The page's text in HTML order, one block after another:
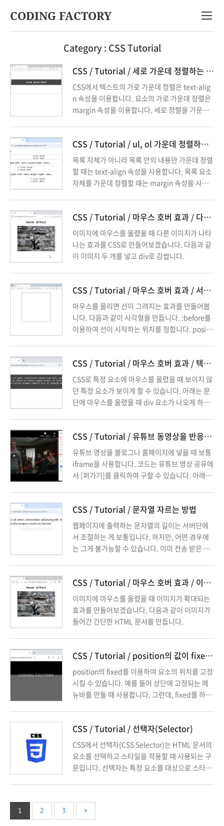
CODING FACTORY
Category : CSS Tutorial
CSS / Tutorial / 세로 가운데 정렬하는 방법
CSS에서 텍스트의 가로 가운데 정렬은 text-alig
n 속성을 이용합니다. 요소의 가로 가운데 정렬은
margin 속성을 이용합니다. 세로 정렬을 가운데
CSS / Tutorial / ul, ol 가운데 정렬하는 방법
목록 자체가 아니라 목록 안의 내용만 가운데 정렬
할 때는 text-align 속성을 사용합니다. 목록 요소
자체를 가운데 정렬할 때는 margin 속성을 사용
다.
CSS / Tutorial / 마우스 호버 효과 / 다른 이미지 보여주는 방법
이미지에 마우스를 올렸을 때 다른 이미지가 나타
나는 효과를 CSS로 만들어보겠습니다. 다음과 같
이 이미지 두 개를 넣고 div로 감쌉니다.
CSS / Tutorial / 마우스 호버 효과 / 서서히 길어지는 선 만드는 방법
마우스를 올리면 선이 그려지는 효과를 만들어봅
니다. 다음과 같이 사각형을 만듭니다. :before를
이용하여 선이 시작하는 위치를 정합니다. positi
CSS / Tutorial / 마우스 호버 효과 / 텍스트 나오게 하는 방법
CSS로 특정 요소에 마우스를 올렸을 때 보이지 않
던 특정 요소가 보이게 할 수 있습니다. 아래는 문
단에 마우스를 올렸을 때 div 요소가 나오게 하는
CSS / Tutorial / 유튜브 동영상을 반응형으로 삽입하는 방법
유튜브 영상을 블로그나 홈페이지에 넣을 때 보통
iframe을 사용합니다. 코드는 유튜브 영상 공유에
서 [퍼가기]를 클릭하여 구할 수 있습니다. 아래와
를 반응형으로 만들고 싶다면 아래처럼 합니다.
CSS / Tutorial / 문자열 자르는 방법
웹페이지에 출력하는 문자열의 길이는 서버단에
서 조절하는 게 보통입니다. 하지만, 어떤 경우에
는 그게 불가능할 수 있습니다. 이미 전송 받은 문
소개해드립니다.
CSS / Tutorial / 마우스 호버 효과 / 이미지 확대하는 방법
이미지에 마우스를 올렸을 때 이미지가 확대되는
효과를 만들어보겠습니다. 다음과 같이 이미지가
들어간 간단한 HTML 문서를 만듭니다.
CSS / Tutorial / position의 값이 fixed일 때 가운데 정렬하는 방법
position의 fixed를 이용하여 요소의 위치를 고정
시킬 수 있습니다. 예를 들어 상단에 고정되는 메
뉴바를 만들 때 사용합니다. 그런데, fixed를 하면
로 해결할 수 있습니다.
CSS / Tutorial / 선택자(Selector)
CSS에서 선택자(CSS Selector)는 HTML 문서의
요소를 선택하고 스타일을 적용할 때 사용되는 구
문입니다. 선택자는 특정 요소를 대상으로 스타일
1 2 3 >